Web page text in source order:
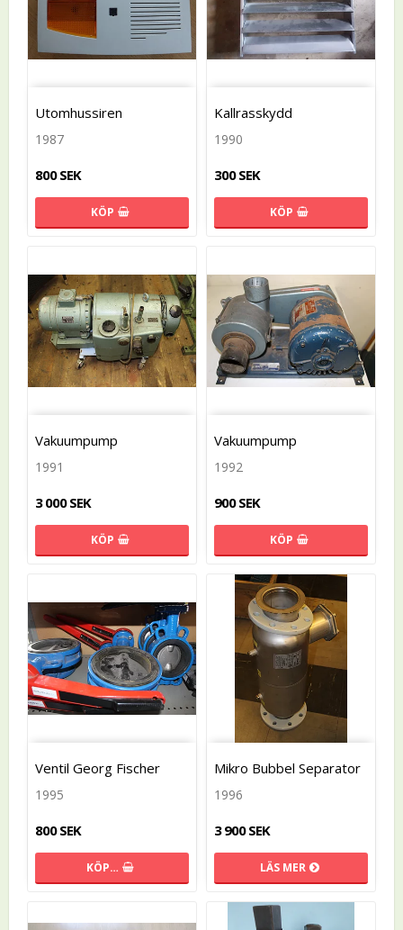
Utomhussiren
1987
800 SEK
KÖP
Kallrasskydd
1990
300 SEK
KÖP
Vakuumpump
1991
3 000 SEK
KÖP
Vakuumpump
1992
900 SEK
KÖP
Ventil Georg Fischer
1995
800 SEK
KÖP…
Mikro Bubbel Separator
1996
3 900 SEK
LÄS MER